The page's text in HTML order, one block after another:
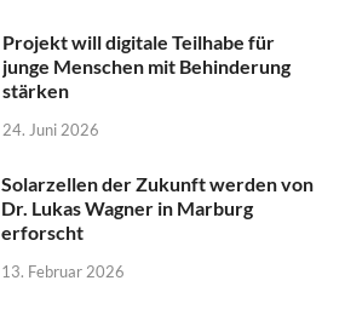
Projekt will digitale Teilhabe für
junge Menschen mit Behinderung
stärken
24. Juni 2026
Solarzellen der Zukunft werden von
Dr. Lukas Wagner in Marburg
erforscht
13. Februar 2026